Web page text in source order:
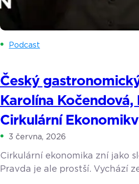
Podcast
Český
Karolína Kočendová,
Cirkulární Ekonomiky
3 června, 2026
Cirkulární ekonomika zní jako
Pravda je ale prostší. Vychází